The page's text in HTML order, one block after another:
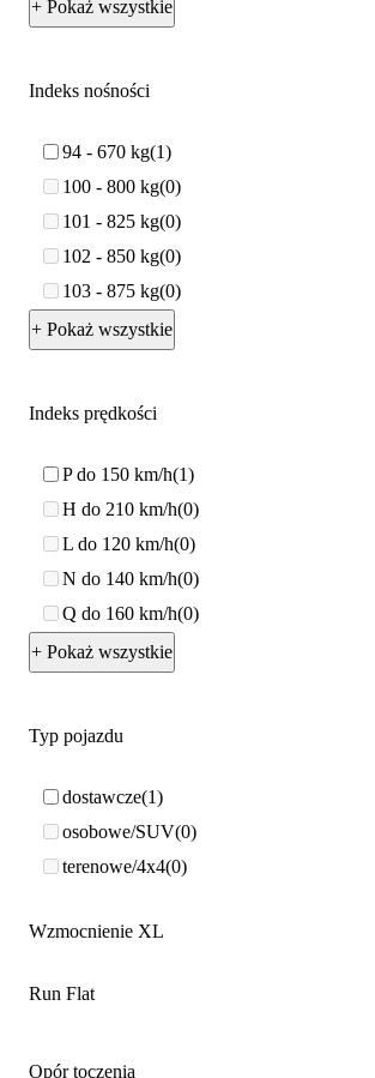
+ Pokaż wszystkie
Indeks nośności
94 - 670 kg 1
100 - 800 kg 0
101 - 825 kg 0
102 - 850 kg 0
103 - 875 kg 0
+ Pokaż wszystkie
Indeks prędkości
P do 150 km/h 1
H do 210 km/h 0
L do 120 km/h 0
N do 140 km/h 0
Q do 160 km/h 0
+ Pokaż wszystkie
Typ pojazdu
dostawcze 1
osobowe/SUV 0
terenowe/4x4 0
Wzmocnienie XL
Run Flat
Opór toczenia